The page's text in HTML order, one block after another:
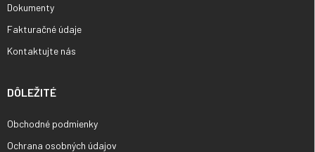
Dokumenty
Fakturačné údaje
Kontaktujte nás
DÔLEŽITÉ
Obchodné podmienky
Ochrana osobných údajov